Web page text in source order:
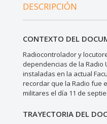
DESCRIPCIÓN
CONTEXTO DEL
Radiocontrolador y
dependencias de la Radio
instaladas en la actual
recordar que la Radio fue
militares el día 11 de
TRAYECTORIA DEL